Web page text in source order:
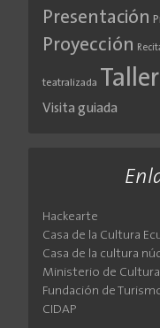
Presentación
Proyección
teatralizada Taller
Visita guiada
Hackearte
Casa de la Cultura
Casa de la cultura
Ministerio de
Fundación de
CIDAP